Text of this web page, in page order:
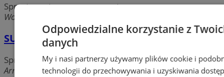
Sprzęt sportowy, rowery, narty
Wolności, 41-500 Chorzów
SUMMIT S.A.
Sprzęt sportowy, rowery, narty
Armii Krajowej, 41-500 Chorzów
Odpowiedzialne korzystanie z
danych
My i nasi partnerzy używamy plików cookie i
technologii do przechowywania i uzyskiwania